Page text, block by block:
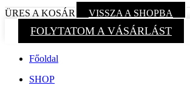
ÜRES A KOSÁR VISSZA A SHOPBA
FOLYTATOM A VÁSÁRLÁST
Főoldal
SHOP